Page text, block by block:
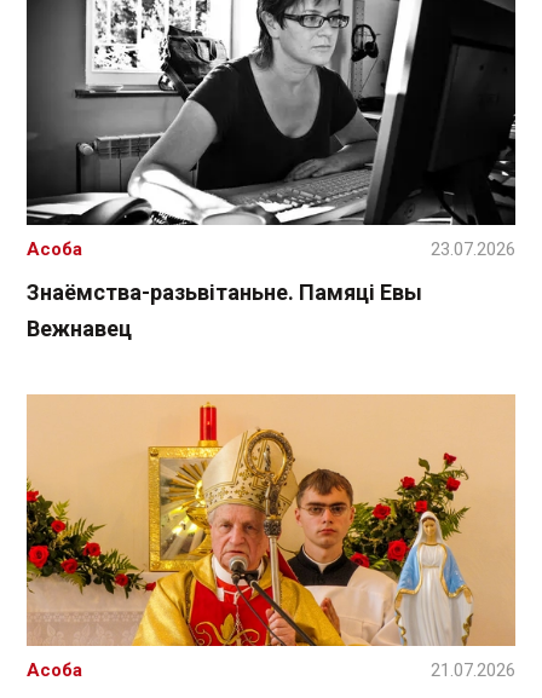
Знаёмства-разьвітаньне. Памяці Евы
Вежнавец
Асоба 23.07.2026
Асоба 21.07.2026